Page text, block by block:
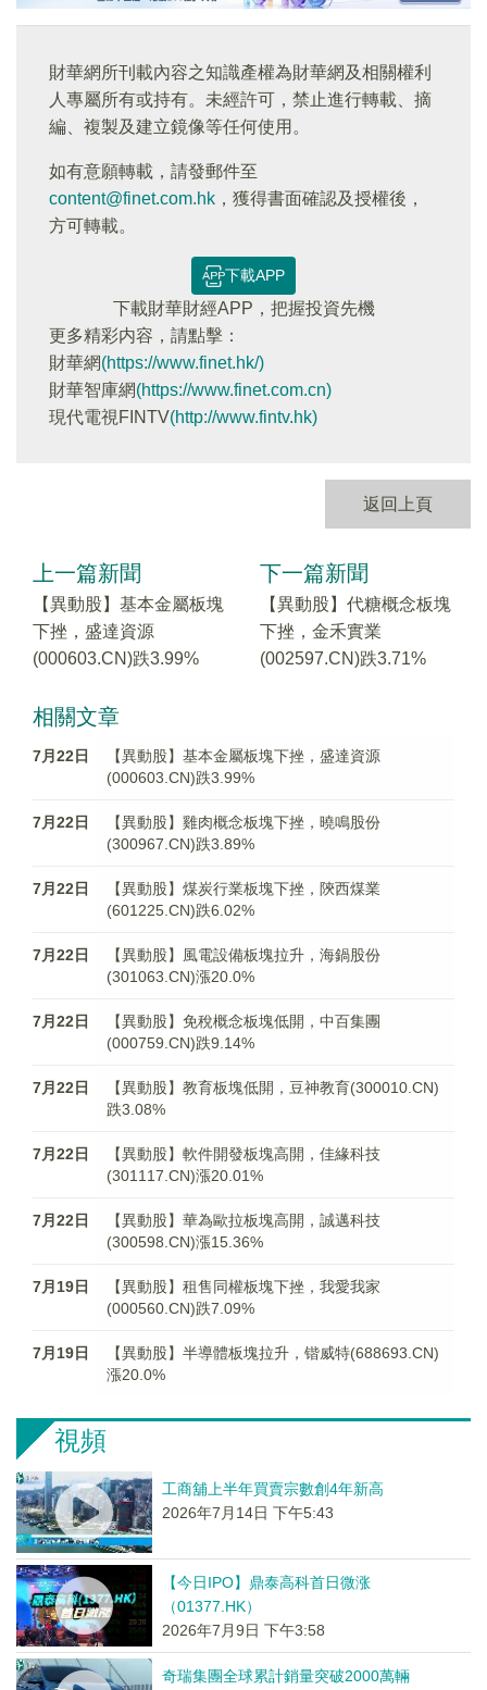
財華網所刊載內容之知識產權為財華網及相關權利
人專屬所有或持有。未經許可，禁止進行轉載、摘
編、複製及建立鏡像等任何使用。
如有意願轉載，請發郵件至
content@finet.com.hk ，獲得書面確認及授權後，
方可轉載。
下載APP
下載財華財經APP，把握投資先機
更多精彩内容，請點擊：
財華網(https://www.finet.hk/)
財華智庫網(https://www.finet.com.cn)
現代電視FINTV(http://www.fintv.hk)
返回上頁
上一篇新聞
【異動股】基本金屬板塊
下挫，盛達資源
(000603.CN)跌3.99%
下一篇新聞
【異動股】代糖概念板塊
下挫，金禾實業
(002597.CN)跌3.71%
相關文章
7月22日
【異動股】基本金屬板塊下挫，盛達資源
(000603.CN)跌3.99%
7月22日
【異動股】雞肉概念板塊下挫，曉鳴股份
(300967.CN)跌3.89%
7月22日
【異動股】煤炭行業板塊下挫，陝西煤業
(601225.CN)跌6.02%
7月22日
【異動股】風電設備板塊拉升，海鍋股份
(301063.CN)漲20.0%
7月22日
【異動股】免稅概念板塊低開，中百集團
(000759.CN)跌9.14%
7月22日
【異動股】教育板塊低開，豆神教育(300010.CN)
跌3.08%
7月22日
【異動股】軟件開發板塊高開，佳緣科技
(301117.CN)漲20.01%
7月22日
【異動股】華為歐拉板塊高開，誠邁科技
(300598.CN)漲15.36%
7月19日
【異動股】租售同權板塊下挫，我愛我家
(000560.CN)跌7.09%
7月19日
【異動股】半導體板塊拉升，锴威特(688693.CN)
漲20.0%
視頻
工商舖上半年買賣宗數創4年新高
2026年7月14日 下午5:43
【今日IPO】鼎泰高科首日微涨
（01377.HK）
2026年7月9日 下午3:58
奇瑞集團全球累計銷量突破2000萬輛